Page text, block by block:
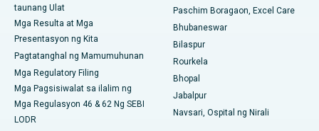
Pinakamahusay na Ospital sa Jayanagar, Bangalore
Pinakamahusay na Ospital sa KK Nagar, Madurai
Pinakamahusay na Ospital sa Ramji Nagar, Nellore
Pinakamahusay na Ospital sa Sektor-19, Rourkela
Pinakamahusay na Ospital sa Swargate, Pune
taunang Ulat
Mga Resulta at Mga
Presentasyon ng Kita
Pagtatanghal ng Mamumuhunan
Mga Regulatory Filing
Mga Pagsisiwalat sa ilalim ng
Mga Regulasyon 46 & 62 Ng SEBI
LODR
Paschim Boragaon, Excel Care
Bhubaneswar
Bilaspur
Rourkela
Bhopal
Jabalpur
Navsari, Ospital ng Nirali